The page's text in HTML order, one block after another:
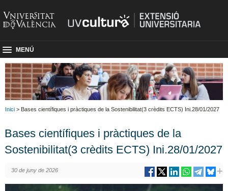
MENÚ
Inici > Bases científiques i pràctiques de la Sostenibilitat(3 crèdits ECTS) Ini.28/01/2027
Bases científiques i pràctiques de la
Sostenibilitat(3 crèdits ECTS) Ini.28/01/2027
30 de juny de 2026